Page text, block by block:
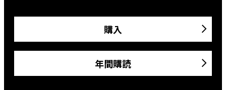
購入
年間購読